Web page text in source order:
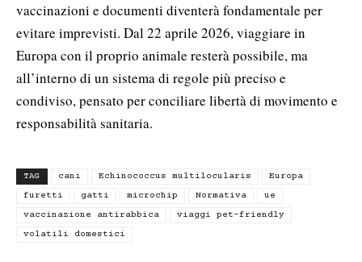
vaccinazioni e documenti diventerà fondamentale per
evitare imprevisti. Dal 22 aprile 2026, viaggiare in
Europa con il proprio animale resterà possibile, ma
all’interno di un sistema di regole più preciso e
condiviso, pensato per conciliare libertà di movimento e
responsabilità sanitaria.
TAG cani Echinococcus multilocularis
Europa
furetti
gatti microchip Normativa
ue
vaccinazione antirabbica
viaggi pet-friendly
volatili domestici